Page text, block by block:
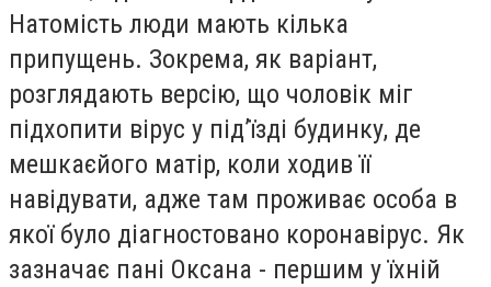
Натомість люди мають кілька
припущень. Зокрема, як варіант,
розглядають версію, що чоловік міг
підхопити вірус у під’їзді будинку, де
мешкаєйого матір, коли ходив її
навідувати, адже там проживає особа в
якоїбуло діагностовано коронавірус. Як
зазначає пані Оксана - першим у їхній